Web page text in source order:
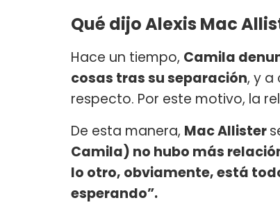
Qué dijo Alexis Mac
Hace un tiempo, Camila
cosas tras su separación, y a
respecto. Por este motivo, la
De esta manera, Mac Allister
Camila) no hubo más
lo otro, obviamente, está
esperando”.